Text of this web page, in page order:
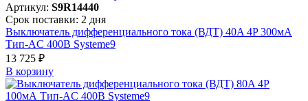
Артикул: S9R14440
Срок поставки: 2 дня
Выключатель дифференциального тока (ВДТ) 40A 4P 300мА
Тип-AC 400В Systeme9
13 725 ₽
В корзинy